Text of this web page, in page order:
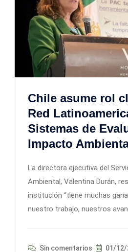
Chile asume rol
Red
Sistemas de
Impacto
La directora ejecutiva del
Ambiental, Valentina Durán,
institución “tiene muchas
nuestro trabajo, nuestros
Sin comentarios 01/12/